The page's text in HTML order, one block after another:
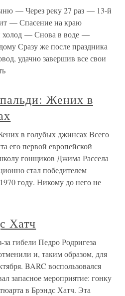
— Через реку 27 раз — 13-й
— Спасение на краю
— Снова в воде —
Сразу же после праздника
удачно завершив все свои
Жених в
в голубых джинсах Всего
его первой европейской
гонщиков Джима Рассела
стал победителем
году. Никому до него не
Хатч
гибели Педро Родригеза
и, таким образом, для
BARC воспользовался
запасное мероприятие: гонку
в Брэндс Хатч. Эта